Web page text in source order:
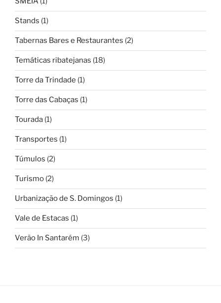
Stands (1)
Tabernas Bares e Restaurantes (2)
Temáticas ribatejanas (18)
Torre da Trindade (1)
Torre das Cabaças (1)
Tourada (1)
Transportes (1)
Túmulos (2)
Turismo (2)
Urbanização de S. Domingos (1)
Vale de Estacas (1)
Verão In Santarém (3)